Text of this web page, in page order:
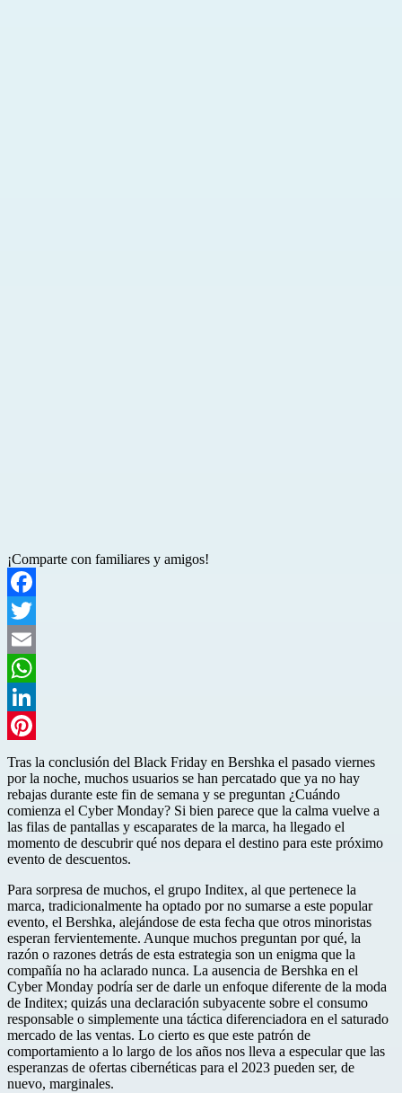
¡Comparte con familiares y amigos!
Facebook
Twitter
Email
WhatsApp
LinkedIn
Pinterest
Tras la conclusión del Black Friday en Bershka el pasado viernes
por la noche, muchos usuarios se han percatado que ya no hay
rebajas durante este fin de semana y se preguntan ¿Cuándo
comienza el Cyber Monday? Si bien parece que la calma vuelve a
las filas de pantallas y escaparates de la marca, ha llegado el
momento de descubrir qué nos depara el destino para este próximo
evento de descuentos.
Para sorpresa de muchos, el grupo Inditex, al que pertenece la
marca, tradicionalmente ha optado por no sumarse a este popular
evento, el Bershka, alejándose de esta fecha que otros minoristas
esperan fervientemente. Aunque muchos preguntan por qué, la
razón o razones detrás de esta estrategia son un enigma que la
compañía no ha aclarado nunca. La ausencia de Bershka en el
Cyber Monday podría ser de darle un enfoque diferente de la moda
de Inditex; quizás una declaración subyacente sobre el consumo
responsable o simplemente una táctica diferenciadora en el saturado
mercado de las ventas. Lo cierto es que este patrón de
comportamiento a lo largo de los años nos lleva a especular que las
esperanzas de ofertas cibernéticas para el 2023 pueden ser, de
nuevo, marginales.